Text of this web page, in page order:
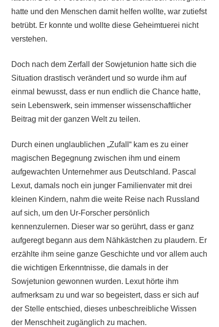
hatte und den Menschen damit helfen wollte, war zutiefst
betrübt. Er konnte und wollte diese Geheimtuerei nicht
verstehen.
Doch nach dem Zerfall der Sowjetunion hatte sich die
Situation drastisch verändert und so wurde ihm auf
einmal bewusst, dass er nun endlich die Chance hatte,
sein Lebenswerk, sein immenser wissenschaftlicher
Beitrag mit der ganzen Welt zu teilen.
Durch einen unglaublichen „Zufall“ kam es zu einer
magischen Begegnung zwischen ihm und einem
aufgewachten Unternehmer aus Deutschland. Pascal
Lexut, damals noch ein junger Familienvater mit drei
kleinen Kindern, nahm die weite Reise nach Russland
auf sich, um den Ur-Forscher persönlich
kennenzulernen. Dieser war so gerührt, dass er ganz
aufgeregt begann aus dem Nähkästchen zu plaudern. Er
erzählte ihm seine ganze Geschichte und vor allem auch
die wichtigen Erkenntnisse, die damals in der
Sowjetunion gewonnen wurden. Lexut hörte ihm
aufmerksam zu und war so begeistert, dass er sich auf
der Stelle entschied, dieses unbeschreibliche Wissen
der Menschheit zugänglich zu machen.